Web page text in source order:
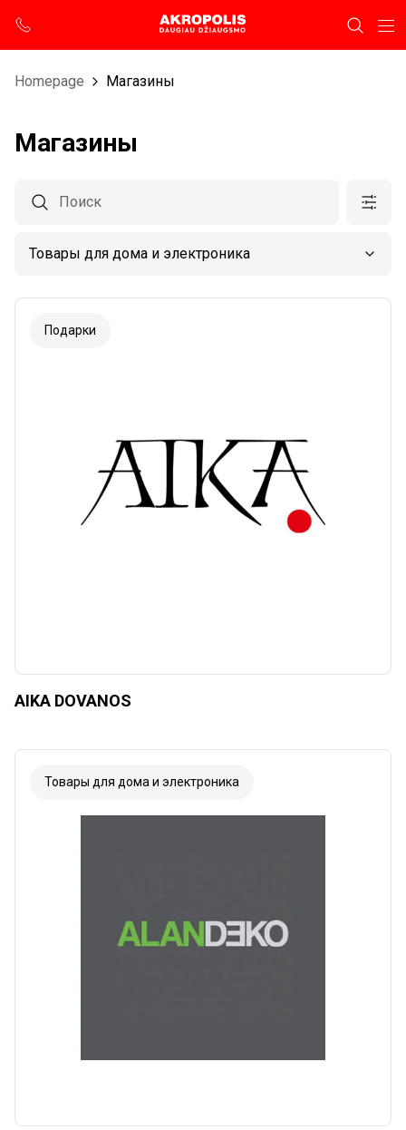
Homepage Магазины
Магазины
Подарки
AIKA DOVANOS
Товары для дома и электроника